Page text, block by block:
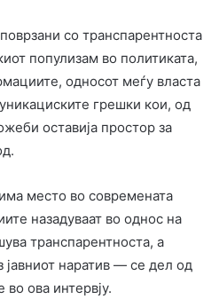
со транспарентноста
популизам во политиката,
односот меѓу власта
грешки кои, од
оставија простор за
место во современата
назадуваат во однос на
транспарентноста, а
јавниот наратив — се дел од
ова интервју.